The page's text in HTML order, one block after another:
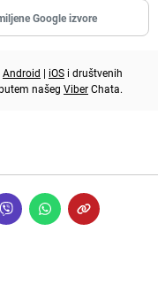
Google izvore
Android | iOS i društvenih
našeg ViberChata.